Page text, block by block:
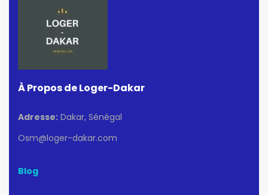
À Propos de Loger-Dakar
Adresse: Dakar, Sénégal
Osm@loger-dakar.com
Blog